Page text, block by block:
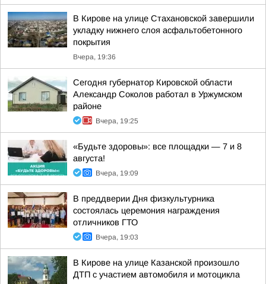
В Кирове на улице Стахановской завершили
укладку нижнего слоя асфальтобетонного
покрытия
Вчера, 19:36
Сегодня губернатор Кировской области
Александр Соколов работал в Уржумском
районе
Вчера, 19:25
«Будьте здоровы»: все площадки — 7 и 8
августа!
Вчера, 19:09
В преддверии Дня физкультурника
состоялась церемония награждения
отличников ГТО
Вчера, 19:03
В Кирове на улице Казанской произошло
ДТП с участием автомобиля и мотоцикла